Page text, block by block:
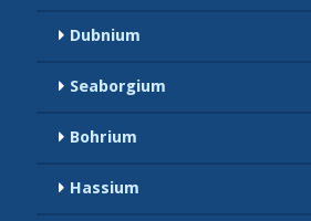
Dubnium
Seaborgium
Bohrium
Hassium